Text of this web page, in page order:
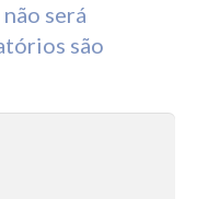
será
são